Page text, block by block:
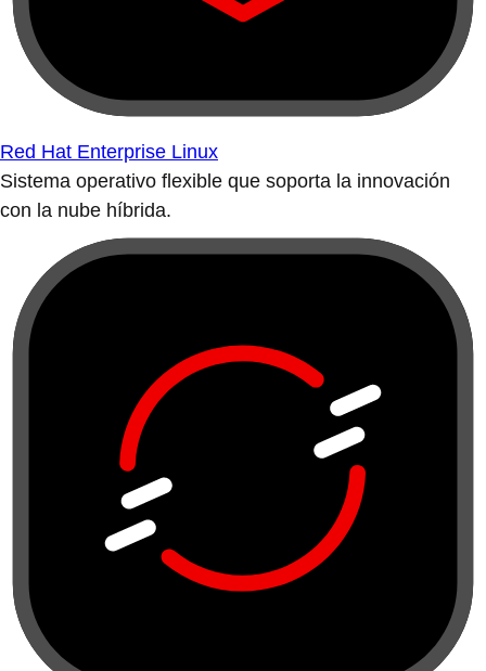
Red Hat Enterprise Linux
Sistema operativo flexible que soporta la innovación
con la nube híbrida.